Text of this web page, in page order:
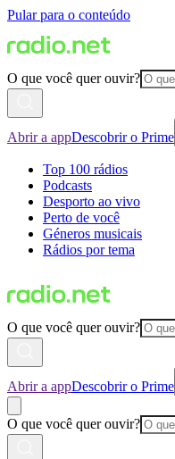
Pular para o conteúdo
O que você quer ouvir?
Abrir a appDescobrir o Prime
Top 100 rádios
Podcasts
Desporto ao vivo
Perto de você
Géneros musicais
Rádios por tema
O que você quer ouvir?
Abrir a appDescobrir o Prime
O que você quer ouvir?